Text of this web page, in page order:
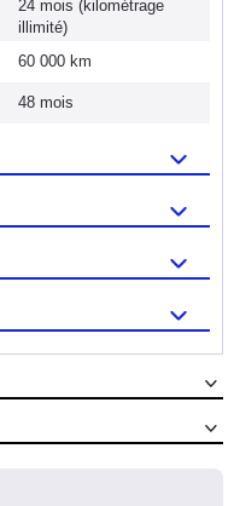
24 mois (kilométrage
illimité)
60 000 km
48 mois